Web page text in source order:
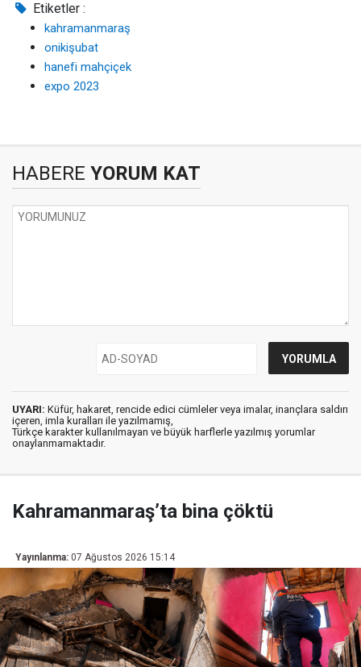
Etiketler :
kahramanmaraş
onikişubat
hanefi mahçiçek
expo 2023
HABERE YORUM KAT
UYARI: Küfür, hakaret, rencide edici cümleler veya imalar, inançlara saldırı
içeren, imla kuralları ile yazılmamış,
Türkçe karakter kullanılmayan ve büyük harflerle yazılmış yorumlar
onaylanmamaktadır.
Kahramanmaraş’ta bina çöktü
Yayınlanma: 07 Ağustos 2026 15:14